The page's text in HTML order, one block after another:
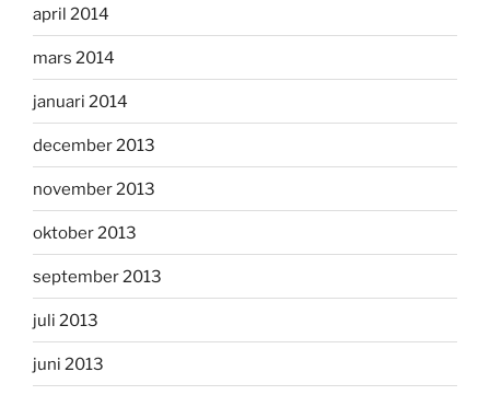
april 2014
mars 2014
januari 2014
december 2013
november 2013
oktober 2013
september 2013
juli 2013
juni 2013